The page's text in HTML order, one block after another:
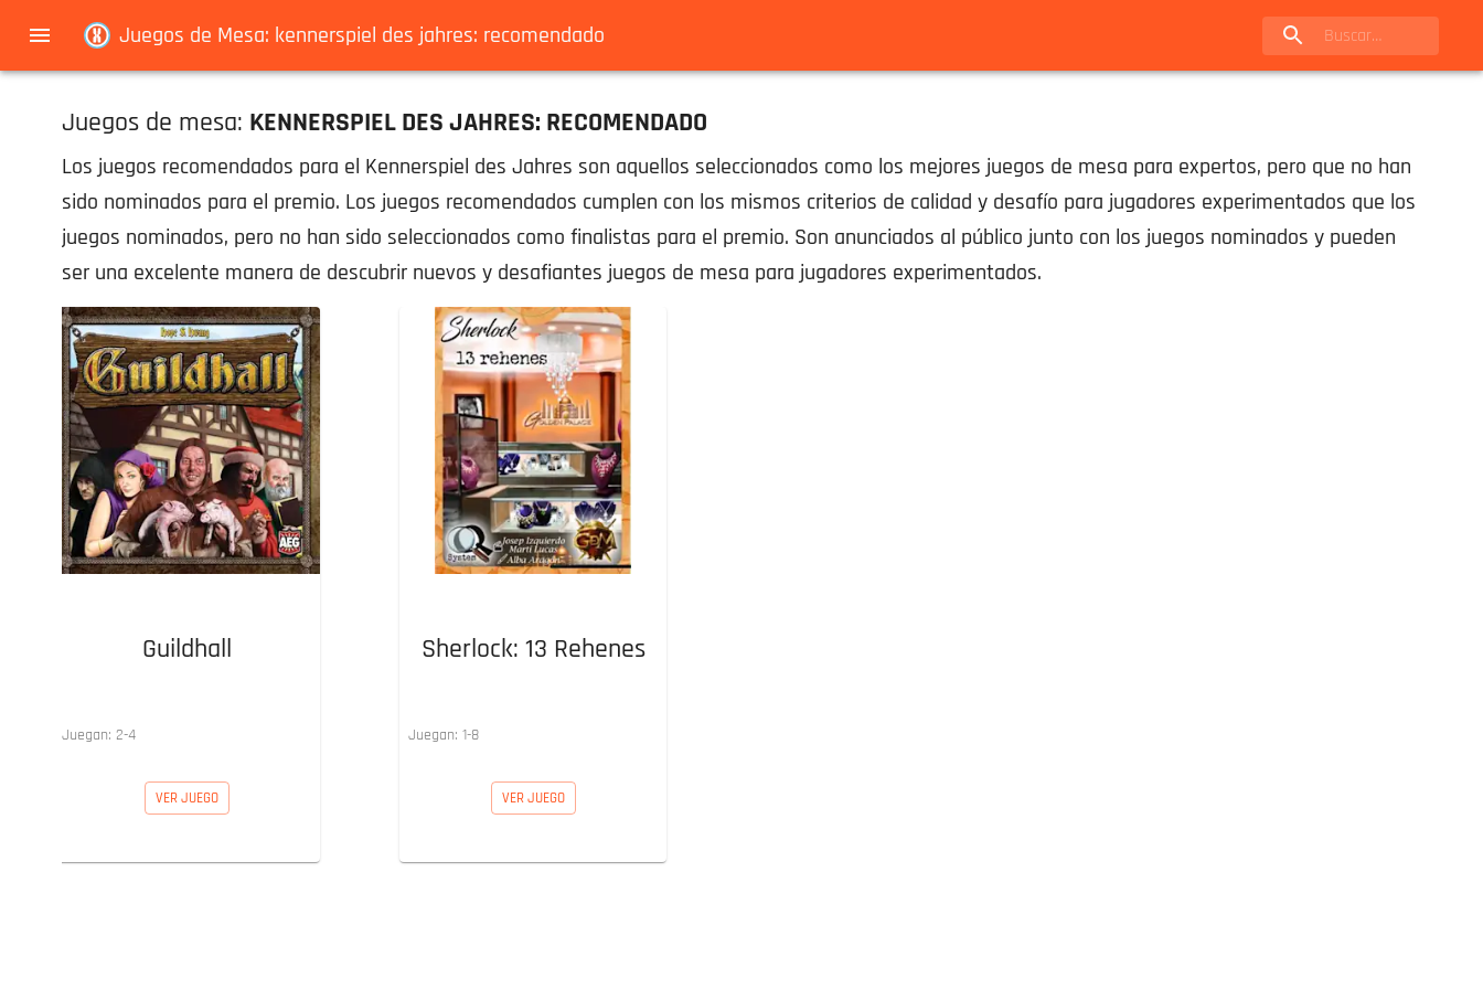
Juegos de Mesa: kennerspiel des jahres: recomendado
Juegos de mesa: KENNERSPIEL DES JAHRES: RECOMENDADO
Los juegos recomendados para el Kennerspiel des Jahres son aquellos seleccionados como los mejores juegos de mesa para expertos, pero que no han
sido nominados para el premio. Los juegos recomendados cumplen con los mismos criterios de calidad y desafío para jugadores experimentados que los
juegos nominados, pero no han sido seleccionados como finalistas para el premio. Son anunciados al público junto con los juegos nominados y pueden
ser una excelente manera de descubrir nuevos y desafiantes juegos de mesa para jugadores experimentados.
Guildhall
Juegan: 2-4
VER JUEGO
Sherlock: 13 Rehenes
Juegan: 1-8
VER JUEGO